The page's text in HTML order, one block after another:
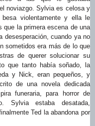
noviazgo. Sylvia es celosa y
violentamente y ella le
que la primera escena de una
desesperación, cuando ya no
sometidos era más de lo que
de querer solucionar su
que tanto había soñado, la
y Nick, eran pequeños, y
de una novela dedicada
funeraria, para horror de
Sylvia estaba desatada,
Ted la abandona por